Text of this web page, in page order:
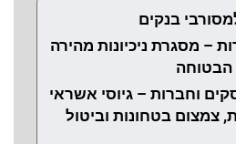
בנקים
– מסגרת ניכיונות מהירה
וחברות – גיוסי אשראי
צמצום בטחונות וביטול